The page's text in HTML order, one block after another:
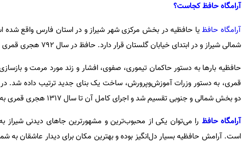
آرامگاه حافظ کجاست؟
آرامگاه حافظیا حافظیه در بخش مرکزی شهر شیراز و در استان فارس واقع شده
شمالی شیراز و در ابتدای خیابان گلستان قرار دارد. حافظ در سال ۷۹۲ هجری قمری در شهر شیراز از دنیا رفت.
قمری، به دستور وزرات آموزش‌وپرورش، ساخت یک بنای جدید ترتیب داده شد.
دو بخش شمالی و جنوبی تقسیم شد و اجرای کامل آن تا سال ۱۳۱۷ هجری قمری به طول انجامید.
آرامگاه حافظ را می‌توان یکی از محبوب‌ترین و مشهورترین جاهای دیدنی
است. آرامش حافظیه بسیار دل‌انگیز بوده و بهترین مکان برای دیدار عاشقان به